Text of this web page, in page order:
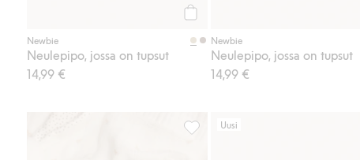
Newbie
Neulepipo, jossa on tupsut
14,99 €
Newbie
Neulepipo, jossa on tupsut
14,99 €
Uusi